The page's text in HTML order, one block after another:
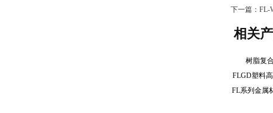
下一篇： FL-
相关
树脂复
FLGD塑料